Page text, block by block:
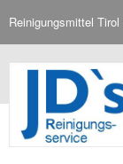
Reinigungsmittel